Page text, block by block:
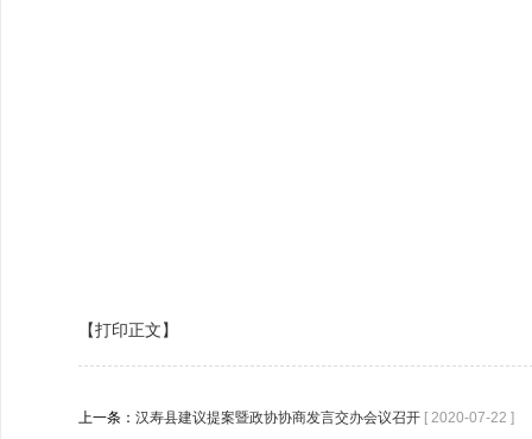
【打印正文】
上一条： 汉寿县建议提案暨政协协商发言交办会议召开 [ 2020-07-22 ]